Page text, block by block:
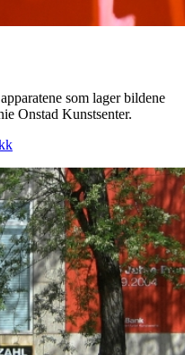
som lager bildene
Onstad Kunstsenter.